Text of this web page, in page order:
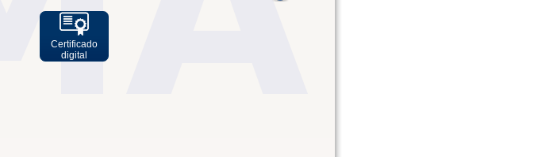
Certificado
digital